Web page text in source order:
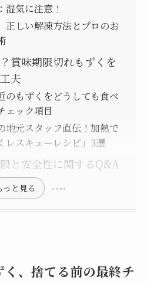
湿気に注意！
しい解凍方法とプロのお
賞味期限切れもずくを
夫
のもずくをどうしても食べ
ェック項目
地元スタッフ直伝！加熱で
レスキューレシピ」3選
と安全性に関するQ&A
っと見る
、捨てる前の最終チ